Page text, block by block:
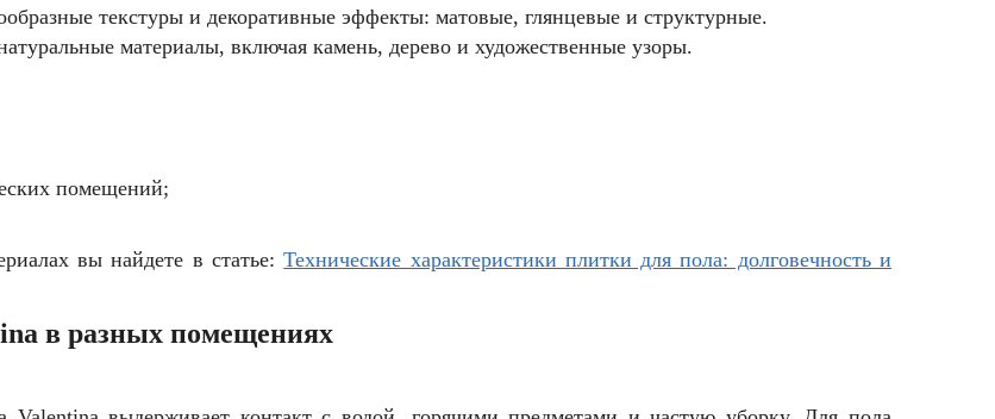
текстуры и декоративные эффекты: матовые, глянцевые и структурные.
материалы, включая камень, дерево и художественные узоры.
помещений;
вы найдете в статье:Технические характеристики плитки для пола: долговечность и
в разных помещениях